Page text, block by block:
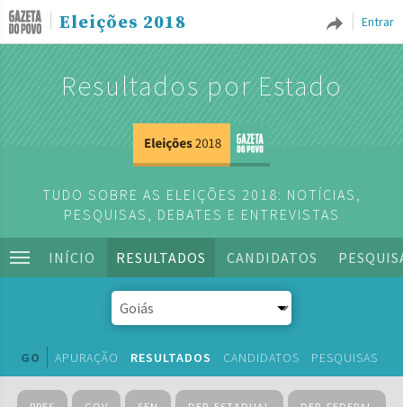
Entrar
Eleições 2018
Resultados por Estado
TUDO SOBRE AS ELEIÇÕES 2018: NOTÍCIAS,
PESQUISAS, DEBATES E ENTREVISTAS
INÍCIO RESULTADOS CANDIDATOS
GO APURAÇÃO RESULTADOS CANDIDATOS PESQUISAS